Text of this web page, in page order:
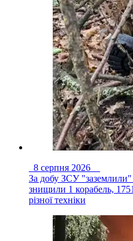
8 серпня 2026
За добу ЗСУ "заземлили"
знищили 1 корабель,
різної техніки